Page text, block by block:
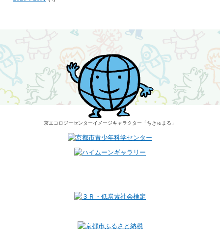
京エコロジーセンターイメージキャラクター 「ちきゅまる」